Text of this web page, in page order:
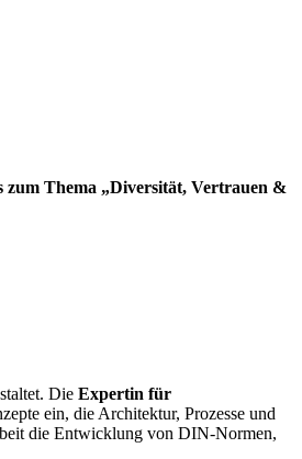
zum Thema „Diversität, Vertrauen &
Die Expertin für
ein, die Architektur, Prozesse und
die Entwicklung von DIN-Normen,